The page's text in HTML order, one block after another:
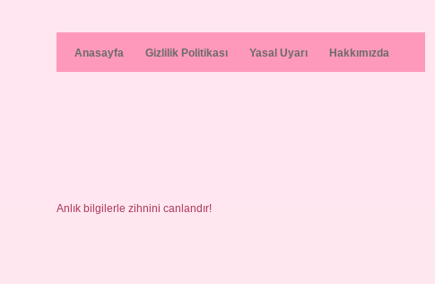
Anasayfa Gizlilik Politikası Yasal Uyarı Hakkımızda
Anlık bilgilerle zihnini canlandır!